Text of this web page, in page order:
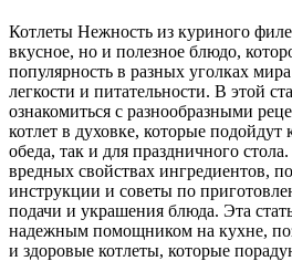
Котлеты Нежность из куриного
вкусное, но и полезное блюдо,
популярность в разных уголках
легкости и питательности. В этой
ознакомиться с разнообразными
котлет в духовке, которые подойдут
обеда, так и для праздничного
вредных свойствах ингредиентов,
инструкции и советы по
подачи и украшения блюда. Эта
надежным помощником на кухне,
и здоровые котлеты, которые